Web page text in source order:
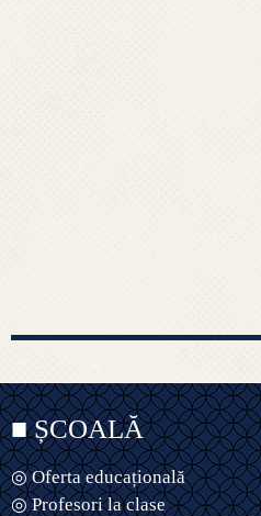
■ ȘCOALĂ
◎ Oferta educațională
◎ Profesori la clase